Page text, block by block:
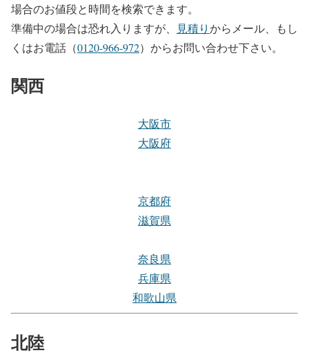
場合のお値段と時間を検索できます。
準備中の場合は恐れ入りますが、
見積りからメール、もし
くはお電話（0120-966-972）からお問い合わせ下さい。
関西
大阪市
大阪府
京都府
滋賀県
奈良県
兵庫県
和歌山県
北陸